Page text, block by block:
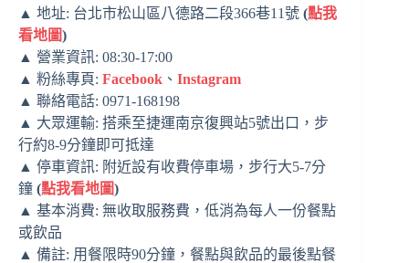
▲ 地址: 台北市松山區八德路二段366巷11號 (點我
看地圖)
▲ 營業資訊: 08:30-17:00
▲ 粉絲專頁: Facebook 、 Instagram
▲ 聯絡電話: 0971-168198
▲ 大眾運輸: 搭乘至捷運南京復興站5號出口，步
行約8-9分鐘即可抵達
▲ 停車資訊: 附近設有收費停車場，步行大5-7分
鐘 (點我看地圖)
▲ 基本消費: 無收取服務費，低消為每人一份餐點
或飲品
▲ 備註: 用餐限時90分鐘，餐點與飲品的最後點餐